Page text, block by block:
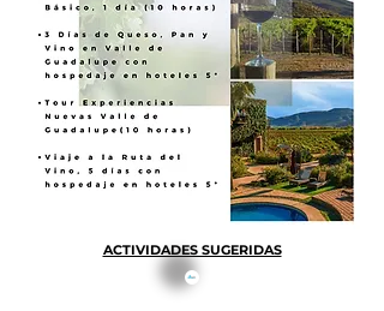
ACTIVIDADES SUGERIDAS